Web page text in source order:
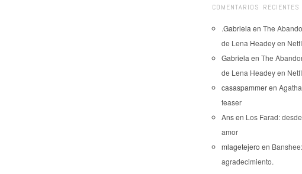
COMENTARIOS RECIENTES
.Gabriela en The
de Lena Headey en
Gabriela en The
de Lena Headey en
casaspammeren
teaser
Ansen Los Farad:
amor
mlagetejero en
agradecimiento.